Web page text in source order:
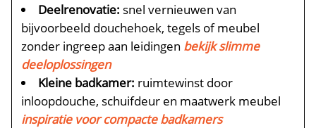
Deelrenovatie: snel vernieuwen van
bijvoorbeeld douchehoek, tegels of meubel
zonder ingreep aan leidingen bekijk slimme
deeloplossingen
Kleine badkamer: ruimtewinst door
inloopdouche, schuifdeur en maatwerk meubel
inspiratie voor compacte badkamers